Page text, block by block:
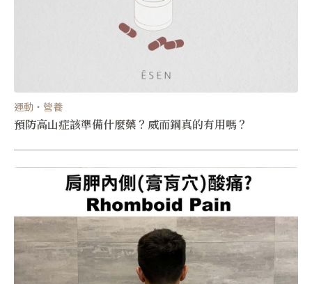
運動・營養
預防高山症該準備什麼藥？威而鋼真的有用嗎？